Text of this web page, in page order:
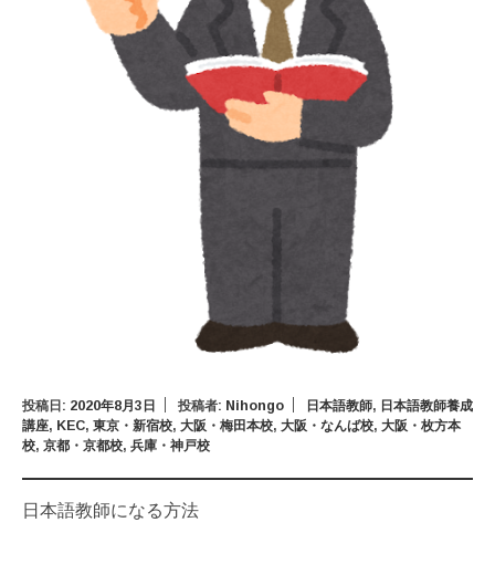
投稿日: 2020年8月3日 投稿者: Nihongo 日本語教師, 日本語教師養成
講座, KEC, 東京・新宿校, 大阪・梅田本校, 大阪・なんば校, 大阪・枚方本
校, 京都・京都校, 兵庫・神戸校
日本語教師になる方法